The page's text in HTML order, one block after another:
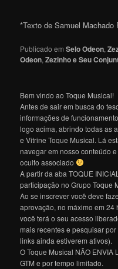
*Texto de Samuel Machado
Publicado em Selo Odeon,
Odeon,Zezinho e Seu
Bem vindo ao Toque Musical!
Antes de sair em busca do
informações de
logo acima, abrindo todas as
e Vitrine Toque Musical. Lá
navegar em nosso conteúdo
oculto associado
A partir da aba TOQUE
participação no Grupo Toque
Ao se inscrever você deve
aprovação, no máximo em 24
você terá o seu acesso
mais recentes e pesquisar
links ainda estiverem ativos).
O Toque Musical NÃO ENVIA
GTM e por tempo limitado.